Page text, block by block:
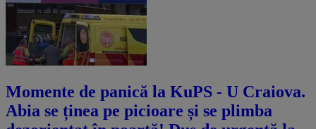
Momente de panică la KuPS - U Craiova.
Abia se ținea pe picioare și se plimba